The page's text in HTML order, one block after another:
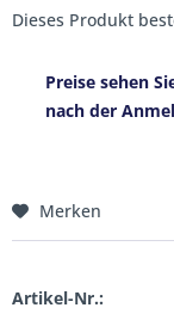
Dieses Produkt
Preise sehen
nach der
Merken
Artikel-Nr.: